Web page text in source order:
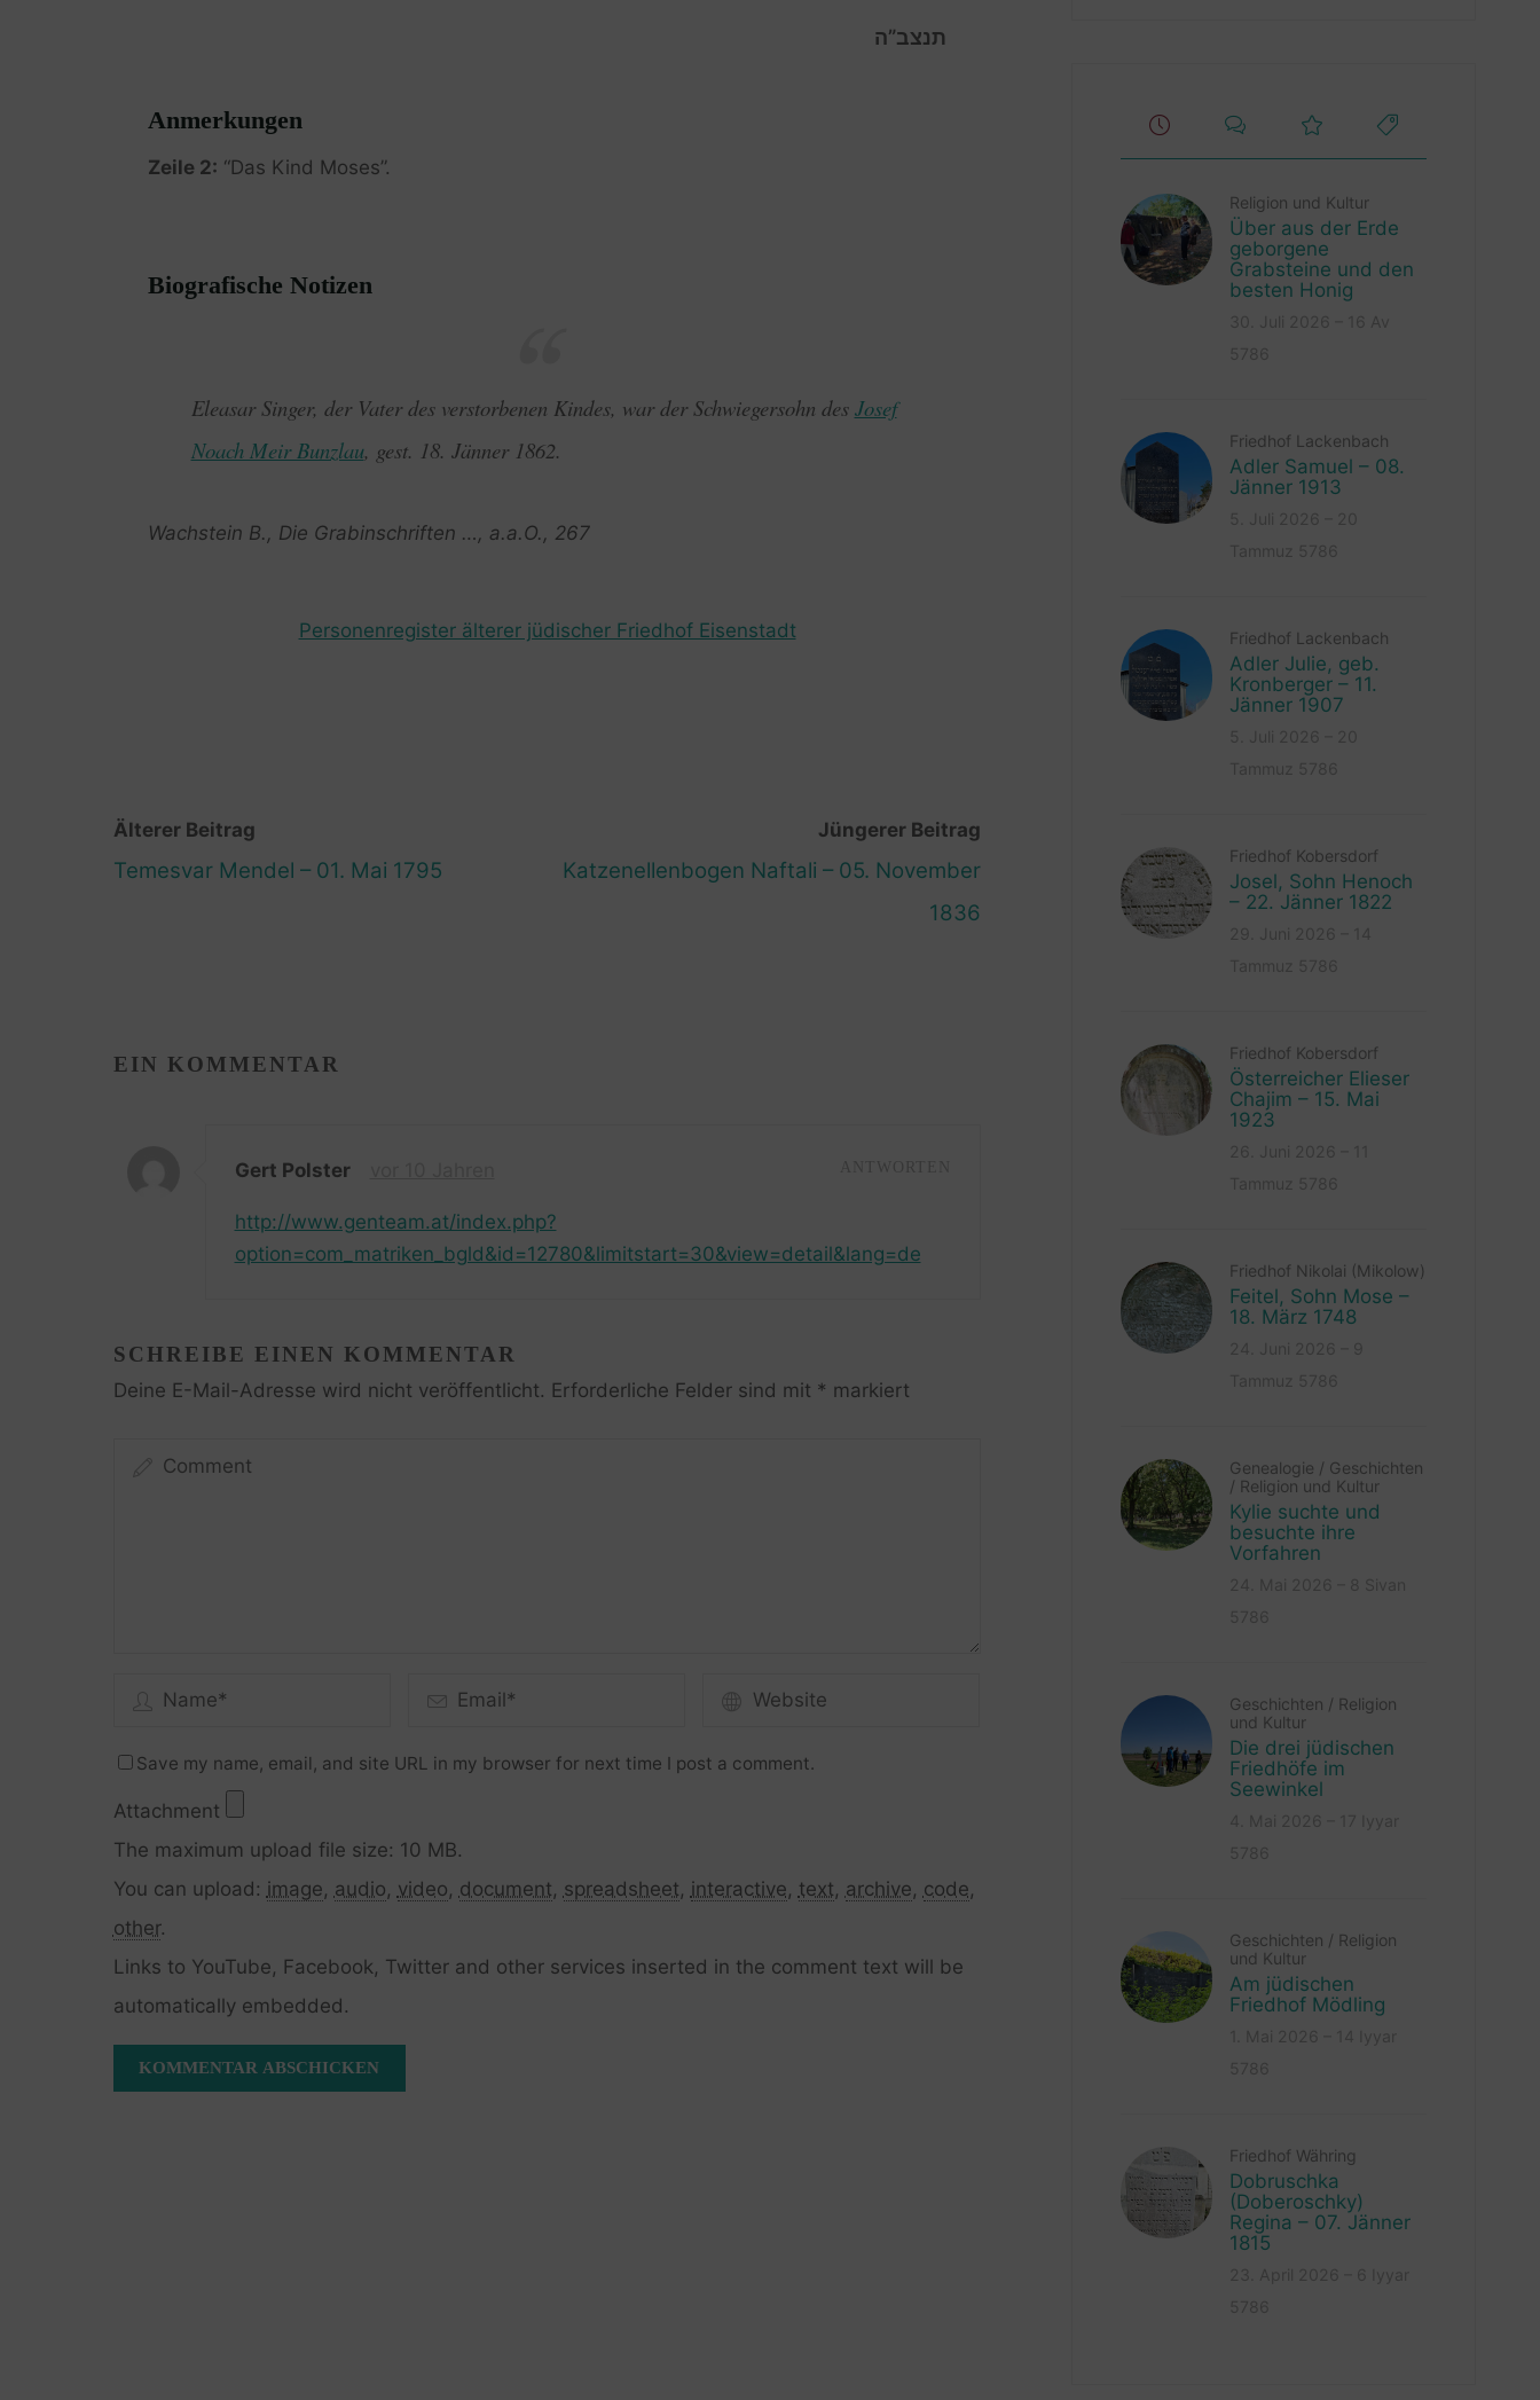
תנצב”ה
Anmerkungen
Zeile 2: “Das Kind Moses”.
Biografische Notizen
Eleasar Singer, der Vater des verstorbenen Kindes, war der Schwiegersohn des Josef
Noach Meir Bunzlau, gest. 18. Jänner 1862.
Wachstein B., Die Grabinschriften …, a.a.O., 267
Personenregister älterer jüdischer Friedhof Eisenstadt
Älterer Beitrag
Temesvar Mendel – 01. Mai 1795
Jüngerer Beitrag
Katzenellenbogen Naftali – 05. November
1836
EIN KOMMENTAR
Gert Polster
http://www.genteam.at/index.php?
option=com_matriken_bgld&id=12780&limitstart=30&view=detail&lang=de
SCHREIBE EINEN KOMMENTAR
Deine E-Mail-Adresse wird nicht veröffentlicht. Erforderliche Felder sind mit * markiert
Save my name, email, and site URL in my browser for next time I post a comment.
Attachment
The maximum upload file size: 10 MB.
You can upload: image, audio, video, document, spreadsheet, interactive, text, archive, code,
other.
Links to YouTube, Facebook, Twitter and other services inserted in the comment text will be
automatically embedded.
Religion und Kultur
Über aus der Erde
geborgene
Grabsteine und den
besten Honig
Friedhof Lackenbach
Adler Samuel – 08.
Jänner 1913
Friedhof Lackenbach
Adler Julie, geb.
Kronberger – 11.
Jänner 1907
Friedhof Kobersdorf
Josel, Sohn Henoch
– 22. Jänner 1822
Friedhof Kobersdorf
Österreicher Elieser
Chajim – 15. Mai
1923
Friedhof Nikolai (Mikolow)
Feitel, Sohn Mose –
18. März 1748
Genealogie / Geschichten
/ Religion und Kultur
Kylie suchte und
besuchte ihre
Vorfahren
Geschichten / Religion
und Kultur
Die drei jüdischen
Friedhöfe im
Seewinkel
Geschichten / Religion
und Kultur
Am jüdischen
Friedhof Mödling
Friedhof Währing
Dobruschka
(Doberoschky)
Regina – 07. Jänner
1815